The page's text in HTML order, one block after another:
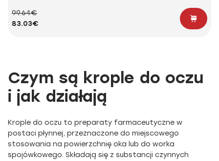
99.64€
83.03€
Czym są krople do oczu
i jak działają
Krople do oczu to preparaty farmaceutyczne w
postaci płynnej, przeznaczone do miejscowego
stosowania na powierzchnię oka lub do worka
spojówkowego. Składają się z substancji czynnych